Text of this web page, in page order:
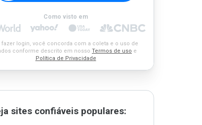
Como visto em
fazer login, você concorda com a coleta e o uso de
conforme descrito em nosso Termos de uso e
Política de Privacidade
sites confiáveis populares: